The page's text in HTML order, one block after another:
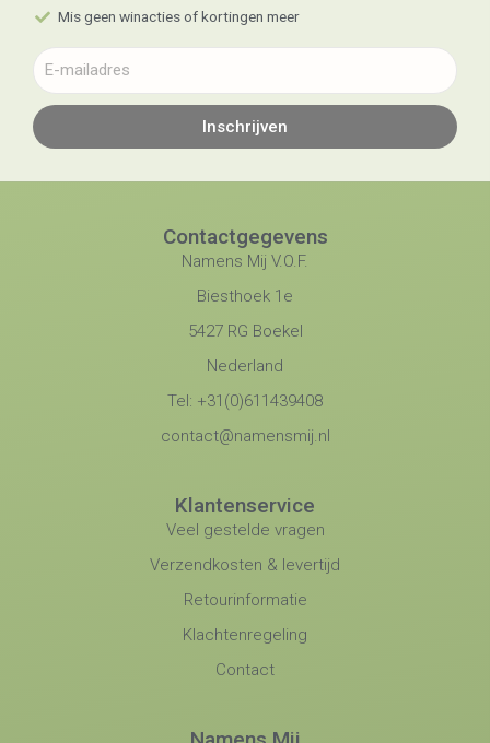
Mis geen winacties of kortingen meer
Inschrijven
Contactgegevens
Namens Mij V.O.F.
Biesthoek 1e
5427 RG Boekel
Nederland
Tel: +31(0)611439408
contact@namensmij.nl
Klantenservice
Veel gestelde vragen
Verzendkosten & levertijd
Retourinformatie
Klachtenregeling
Contact